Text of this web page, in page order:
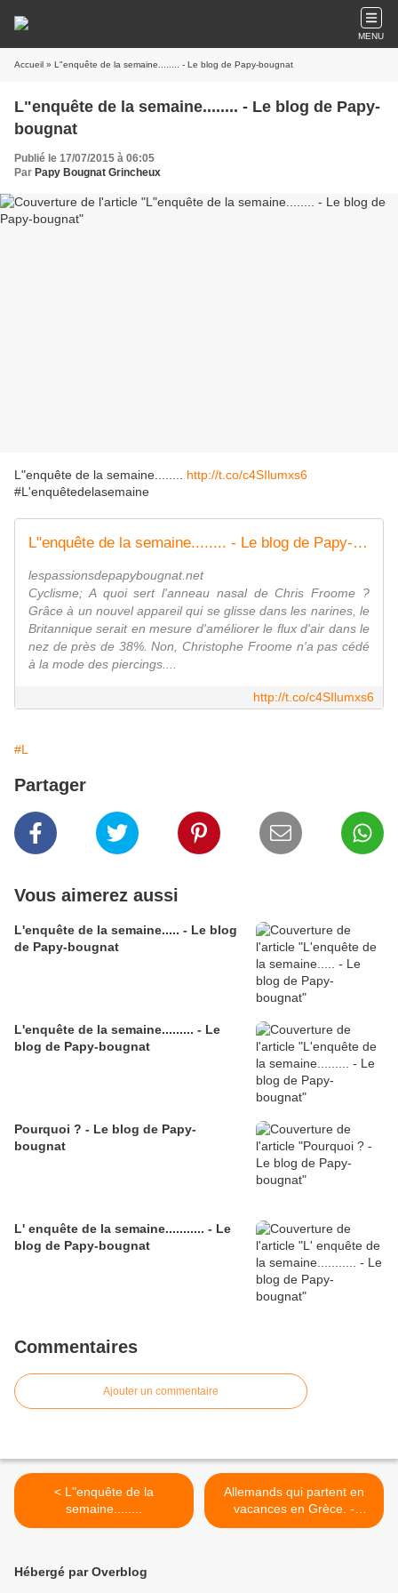
MENU
Accueil » L"enquête de la semaine........ - Le blog de Papy-bougnat
L"enquête de la semaine........ - Le blog de Papy-
bougnat
Publié le 17/07/2015 à 06:05
Par Papy Bougnat Grincheux
L"enquête de la semaine........ http://t.co/c4SIlumxs6
#L'enquêtedelasemaine
L"enquête de la semaine........ - Le blog de Papy-bougnat
lespassionsdepapybougnat.net
Cyclisme; A quoi sert l'anneau nasal de Chris Froome ?
Grâce à un nouvel appareil qui se glisse dans les narines, le
Britannique serait en mesure d'améliorer le flux d'air dans le
nez de près de 38%. Non, Christophe Froome n'a pas cédé
à la mode des piercings....
http://t.co/c4SIlumxs6
#L
Partager
Vous aimerez aussi
L'enquête de la semaine..... - Le blog
de Papy-bougnat
L'enquête de la semaine......... - Le
blog de Papy-bougnat
Pourquoi ? - Le blog de Papy-
bougnat
L' enquête de la semaine........... - Le
blog de Papy-bougnat
Commentaires
Ajouter un commentaire
< L"enquête de la
semaine........
Allemands qui partent en
vacances en Grèce. -
Jérôme77130 >
Hébergé par Overblog